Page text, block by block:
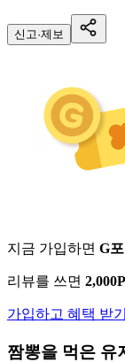
신고·제보
지금 가입하면 G
리뷰를 쓰면 2,000P
가입하고 혜택 받기
짬뽕을 먹은 유